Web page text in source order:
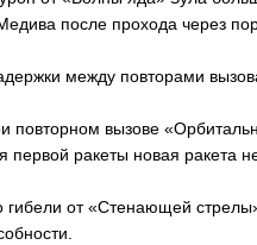
после прохода через
между повторами
повторном вызове
первой ракеты новая ракета
гибели от «Стенающей